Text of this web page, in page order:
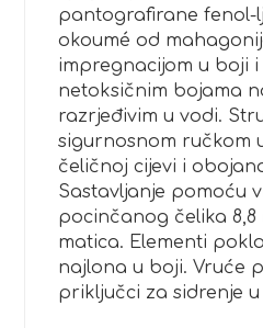
pantografirane fenol-
okoumé od
impregnacijom u boji
netoksičnim bojama
razrjeđivim u vodi.
sigurnosnom ručkom
čeličnoj cijevi i
Sastavljanje pomoću
pocinčanog čelika 8,8
matica. Elementi
najlona u boji. Vruće
priključci za sidrenje u